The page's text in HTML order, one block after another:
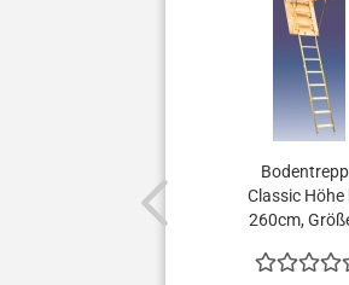
Classic Höhe
260cm,